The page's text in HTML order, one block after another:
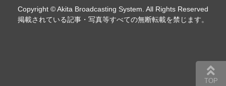
Copyright © Akita Broadcasting System. All Rights Reserved
掲載されている記事・写真等すべての無断転載を禁じます。